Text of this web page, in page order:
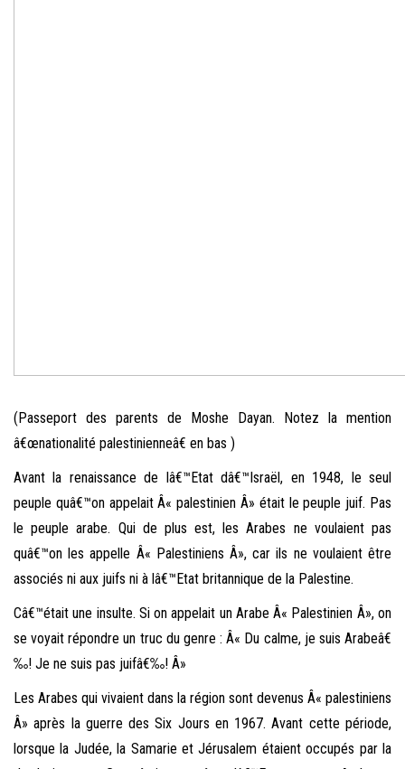
(Passeport des parents de Moshe Dayan. Notez la mention
â€œnationalité palestinienneâ€ en bas )
Avant la renaissance de lâ€™Etat dâ€™Israël, en 1948, le seul
peuple quâ€™on appelait Â« palestinien Â» était le peuple juif. Pas
le peuple arabe. Qui de plus est, les Arabes ne voulaient pas
quâ€™on les appelle Â« Palestiniens Â», car ils ne voulaient être
associés ni aux juifs ni à lâ€™Etat britannique de la Palestine.
Câ€™était une insulte. Si on appelait un Arabe Â« Palestinien Â», on
se voyait répondre un truc du genre : Â« Du calme, je suis Arabeâ€
‰! Je ne suis pas juifâ€‰! Â»
Les Arabes qui vivaient dans la région sont devenus Â« palestiniens
Â» après la guerre des Six Jours en 1967. Avant cette période,
lorsque la Judée, la Samarie et Jérusalem étaient occupés par la